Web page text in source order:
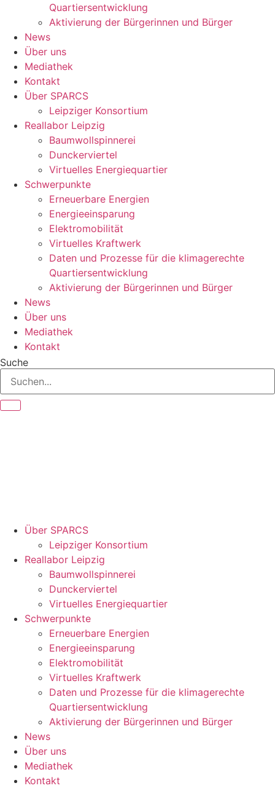
Quartiersentwicklung
Aktivierung der Bürgerinnen und Bürger
News
Über uns
Mediathek
Kontakt
Über SPARCS
Leipziger Konsortium
Reallabor Leipzig
Baumwollspinnerei
Dunckerviertel
Virtuelles Energiequartier
Schwerpunkte
Erneuerbare Energien
Energieeinsparung
Elektromobilität
Virtuelles Kraftwerk
Daten und Prozesse für die klimagerechte
Quartiersentwicklung
Aktivierung der Bürgerinnen und Bürger
News
Über uns
Mediathek
Kontakt
Suche
Über SPARCS
Leipziger Konsortium
Reallabor Leipzig
Baumwollspinnerei
Dunckerviertel
Virtuelles Energiequartier
Schwerpunkte
Erneuerbare Energien
Energieeinsparung
Elektromobilität
Virtuelles Kraftwerk
Daten und Prozesse für die klimagerechte
Quartiersentwicklung
Aktivierung der Bürgerinnen und Bürger
News
Über uns
Mediathek
Kontakt